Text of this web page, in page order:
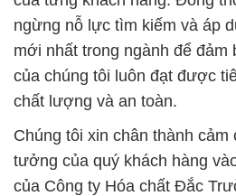
ngừng nỗ lực tìm kiếm và áp
mới nhất trong ngành để đảm
của chúng tôi luôn đạt được
chất lượng và an toàn.
Chúng tôi xin chân thành
tưởng của quý khách hàng
của Công ty Hóa chất Đắc